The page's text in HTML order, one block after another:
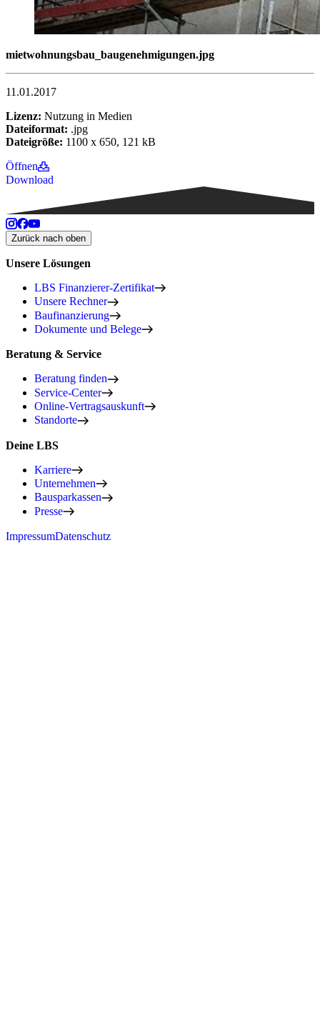
mietwohnungsbau_baugenehmigungen.jpg
11.01.2017
Lizenz: Nutzung in Medien
Dateiformat: .jpg
Dateigröße: 1100 x 650, 121 kB
Öffnen
Download
Zurück nach oben
Unsere Lösungen
LBS Finanzierer-Zertifikat
Unsere Rechner
Baufinanzierung
Dokumente und Belege
Beratung & Service
Beratung finden
Service-Center
Online-Vertragsauskunft
Standorte
Deine LBS
Karriere
Unternehmen
Bausparkassen
Presse
ImpressumDatenschutz